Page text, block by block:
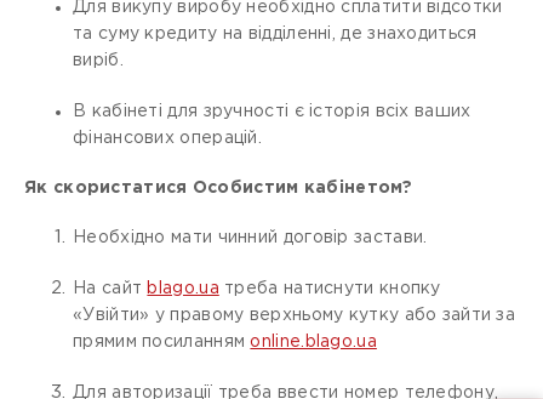
Для викупу виробу необхідно сплатити відсотки
та суму кредиту на відділенні, де знаходиться
виріб.
В кабінеті для зручності є історія всіх ваших
фінансових операцій.
Як скористатися Особистим кабінетом?
Необхідно мати чинний договір застави.
На сайт blago.ua треба натиснути кнопку
«Увійти» у правому верхньому кутку або зайти за
прямим посиланням online.blago.ua
Для авторизації треба ввести номер телефону,